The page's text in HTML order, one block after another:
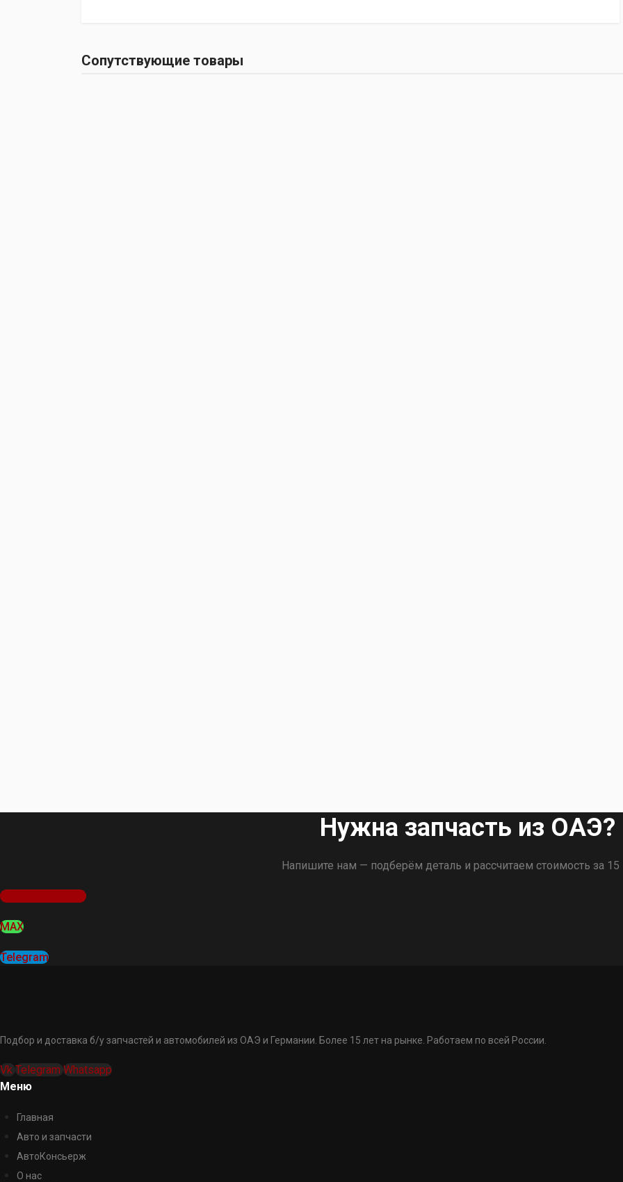
Сопутствующие товары
Нужна запчасть из ОАЭ?
Напишите нам — подберём деталь и рассчитаем стоимость за 15
Оставить заявку
MAX
Telegram
Подбор и доставка б/у запчастей и автомобилей из ОАЭ и Германии. Более 15 лет на рынке. Работаем по всей России.
Vk Telegram Whatsapp
Меню
Главная
Авто и запчасти
АвтоКонсьерж
О нас